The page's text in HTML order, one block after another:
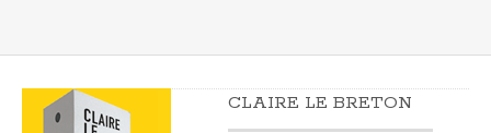
CLAIRE LE BRETON